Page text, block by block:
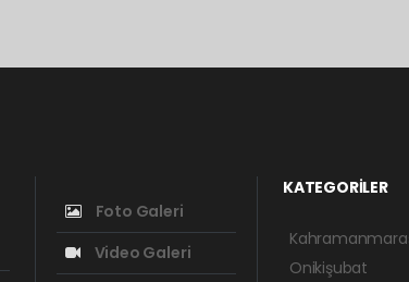
Foto Galeri
Video Galeri
KATEGORİLER
Onikişubat